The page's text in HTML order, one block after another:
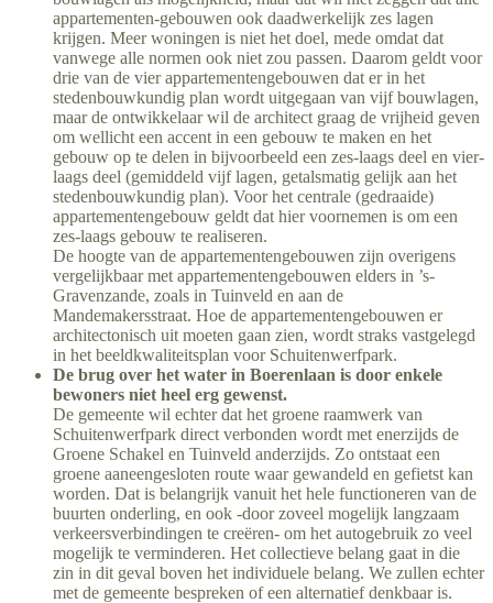
appartementen-gebouwen ook daadwerkelijk zes lagen
krijgen. Meer woningen is niet het doel, mede omdat dat
vanwege alle normen ook niet zou passen. Daarom geldt voor
drie van de vier appartementengebouwen dat er in het
stedenbouwkundig plan wordt uitgegaan van vijf bouwlagen,
maar de ontwikkelaar wil de architect graag de vrijheid geven
om wellicht een accent in een gebouw te maken en het
gebouw op te delen in bijvoorbeeld een zes-laags deel en vier-
laags deel (gemiddeld vijf lagen, getalsmatig gelijk aan het
stedenbouwkundig plan). Voor het centrale (gedraaide)
appartementengebouw geldt dat hier voornemen is om een
zes-laags gebouw te realiseren.
De hoogte van de appartementengebouwen zijn overigens
vergelijkbaar met appartementengebouwen elders in ’s-
Gravenzande, zoals in Tuinveld en aan de
Mandemakersstraat. Hoe de appartementengebouwen er
architectonisch uit moeten gaan zien, wordt straks vastgelegd
in het beeldkwaliteitsplan voor Schuitenwerfpark.
De brug over het water in Boerenlaan is door enkele
bewoners niet heel erg gewenst.
De gemeente wil echter dat het groene raamwerk van
Schuitenwerfpark direct verbonden wordt met enerzijds de
Groene Schakel en Tuinveld anderzijds. Zo ontstaat een
groene aaneengesloten route waar gewandeld en gefietst kan
worden. Dat is belangrijk vanuit het hele functioneren van de
buurten onderling, en ook -door zoveel mogelijk langzaam
verkeersverbindingen te creëren- om het autogebruik zo veel
mogelijk te verminderen. Het collectieve belang gaat in die
zin in dit geval boven het individuele belang. We zullen echter
met de gemeente bespreken of een alternatief denkbaar is.